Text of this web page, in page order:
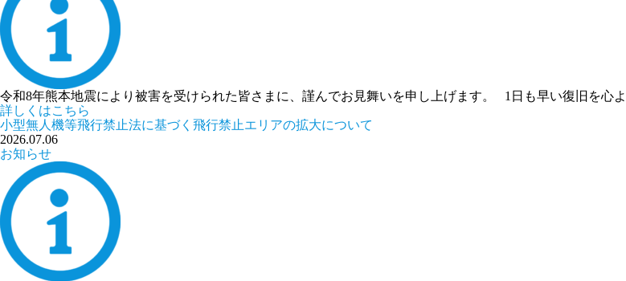
令和8年熊本地震により被害を受けられた皆さまに、謹んでお見舞いを申し上げます。 1日も早い復旧を心
詳しくはこちら
小型無人機等飛行禁止法に基づく飛行禁止エリアの拡大について
2026.07.06
お知らせ